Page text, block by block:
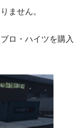
ません。
ロ・ハイツを購入